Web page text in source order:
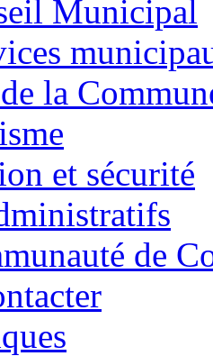
Municipal
la
et sécurité
de